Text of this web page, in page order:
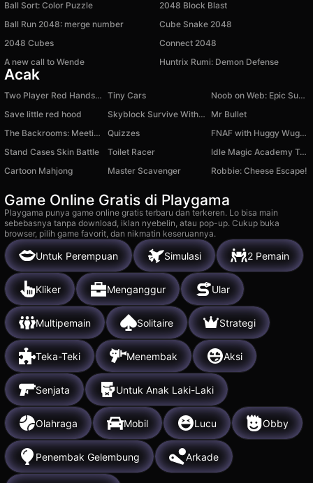
Ball Sort: Color Puzzle
2048 Block Blast
Ball Run 2048: merge number
Cube Snake 2048
2048 Cubes
Connect 2048
A new call to Wende
Huntrix Rumi: Demon Defense
Acak
Two Player Red Hands Game Tiny Cars
Noob on Web: Epic Superhero
Save little red hood
Skyblock Survive With Noob!
Mr Bullet
The Backrooms: Meeting with Omega Nugget
Quizzes
FNAF with Huggy Wuggy Poppy Playtime
Stand Cases Skin Battle
Toilet Racer
Idle Magic Academy Tycoon
Cartoon Mahjong
Master Scavenger Robbie: Cheese Escape!
Game Online Gratis di Playgama
Playgama punya game online gratis terbaru dan terkeren. Lo bisa main
sebebasnya tanpa download, iklan nyebelin, atau pop-up. Cukup buka
browser, pilih game favorit, dan nikmatin keseruannya.
Untuk Perempuan Simulasi 2 Pemain
Kliker Menganggur Ular
Multipemain Solitaire Strategi
Teka-Teki Menembak Aksi
Senjata Untuk Anak Laki-Laki
Olahraga Mobil Lucu Obby
Penembak Gelembung Arkade